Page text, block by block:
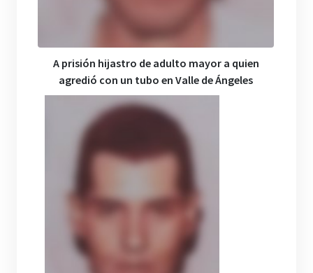
A prisión hijastro de adulto mayor a quien
agredió con un tubo en Valle de Ángeles